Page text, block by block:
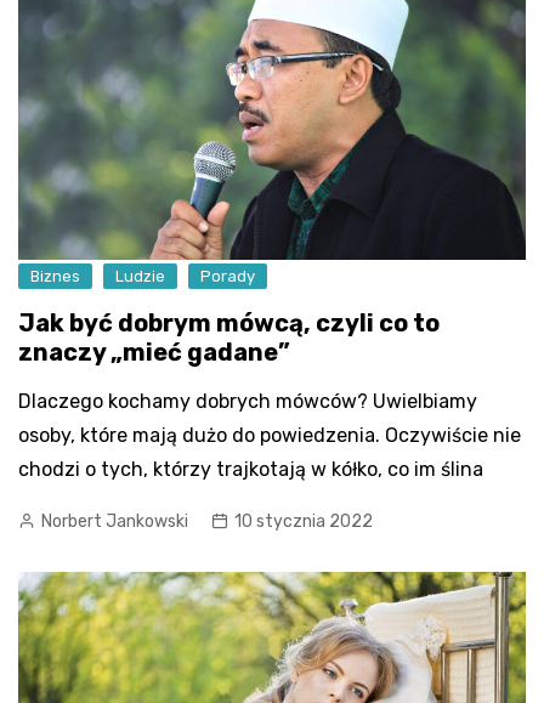
Biznes Ludzie Porady
Jak być dobrym mówcą, czyli co to
znaczy „mieć gadane”
Dlaczego kochamy dobrych mówców? Uwielbiamy
osoby, które mają dużo do powiedzenia. Oczywiście nie
chodzi o tych, którzy trajkotają w kółko, co im ślina
Norbert Jankowski 10 stycznia 2022